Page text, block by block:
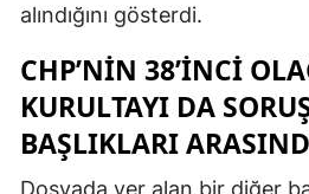
alındığını gösterdi.
CHP’NIN 38’INCI
KURULTAYI DA
BAŞLIKLARI
Dosyada yer alan bir diğer